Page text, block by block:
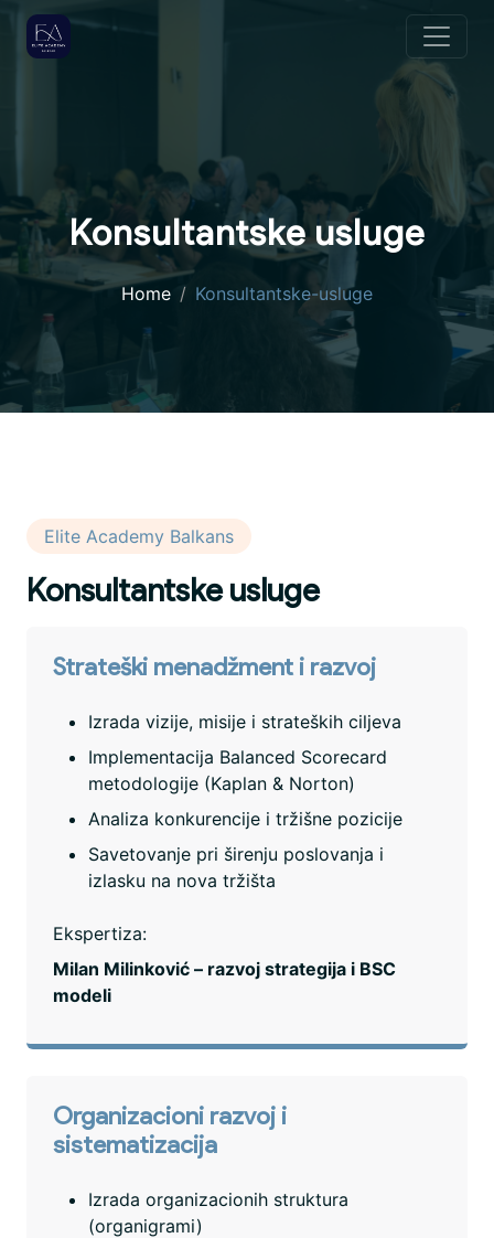
Konsultantske usluge
Home Konsultantske-usluge
Elite Academy Balkans
Konsultantske usluge
Strateški menadžment i razvoj
Izrada vizije, misije i strateških ciljeva
Implementacija Balanced Scorecard
metodologije (Kaplan & Norton)
Analiza konkurencije i tržišne pozicije
Savetovanje pri širenju poslovanja i
izlasku na nova tržišta
Ekspertiza:
Milan Milinković – razvoj strategija i BSC
modeli
Organizacioni razvoj i
sistematizacija
Izrada organizacionih struktura
(organigrami)